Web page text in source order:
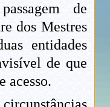
de
dos Mestres
entidades
de que
acesso.